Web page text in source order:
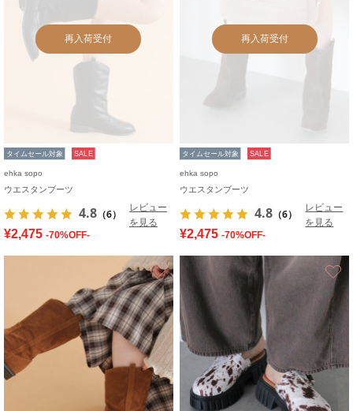
再入荷受付
タイムセール対象 SALE
ehka sopo
ウエスタンブーツ
4.8 （6）
レビュー
を見る
¥2,475 -70%OFF-
再入荷受付
タイムセール対象 SALE
ehka sopo
ウエスタンブーツ
4.8 （6）
レビュー
を見る
¥2,475 -70%OFF-